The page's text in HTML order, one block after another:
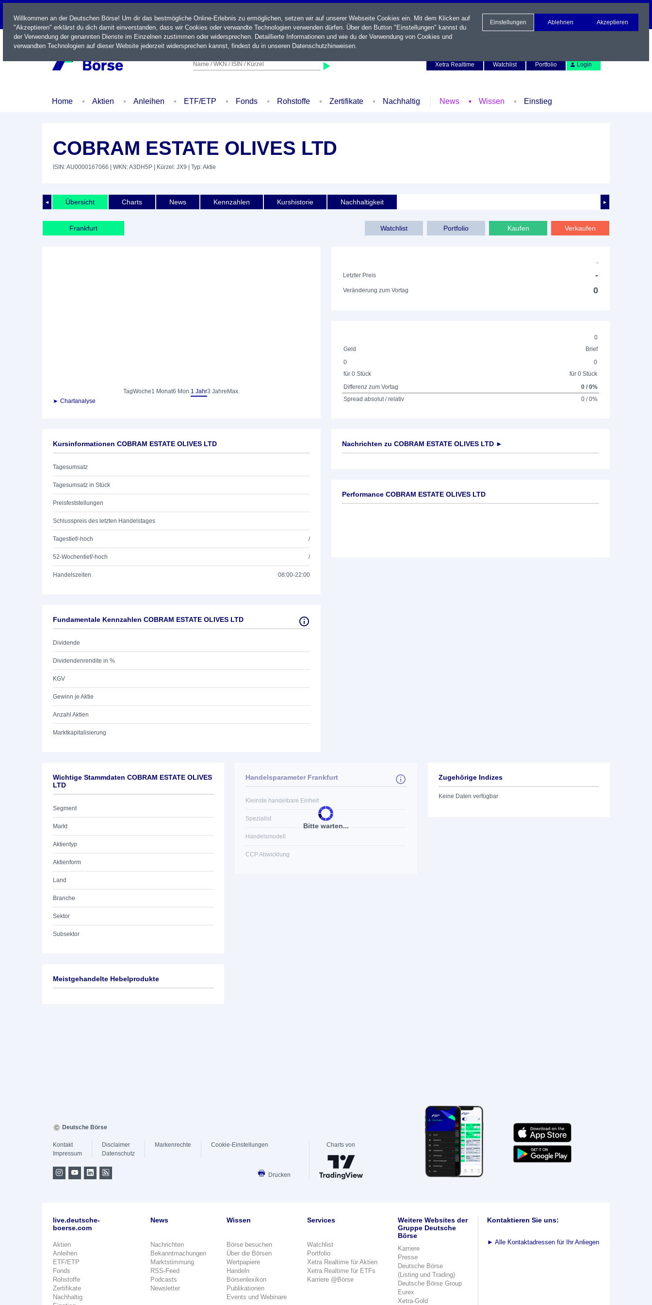
LIVE
Name / WKN / ISIN / Kürzel
Xetra Realtime
Watchlist Portfolio Login
Home Aktien Anleihen ETF/ETP Fonds Rohstoffe Zertifikate Nachhaltig News Wissen Einstieg
COBRAM ESTATE OLIVES LTD
ISIN: AU0000167066 | WKN: A3DH5P | Kürzel: JX9 | Typ: Aktie
◄ ►
Übersicht Charts News Kennzahlen Kurshistorie Nachhaltigkeit
Frankfurt Watchlist Portfolio Kaufen Verkaufen
TagWoche1 Monat6 Mon.1 Jahr3 Jahre Max.
► Chartanalyse
-
Letzter Preis
-
Veränderung zum Vortag 0
0
Geld
Brief
0
für 0 Stück
0
für 0 Stück
Differenz zum Vortag
0 / 0%
Spread absolut / relativ
0 / 0%
Kursinformationen COBRAM ESTATE OLIVES LTD
Tagesumsatz
Tagesumsatz in Stück
Preisfeststellungen
Schlusspreis des letzten Handelstages
Tagestief/-hoch /
52-Wochentief/-hoch /
Handelszeiten 08:00-22:00
Fundamentale Kennzahlen COBRAM ESTATE OLIVES LTD
Dividende
Dividendenrendite in %
KGV
Gewinn je Aktie
Anzahl Aktien
Marktkapitalisierung
Nachrichten zu COBRAM ESTATE OLIVES LTD ►
Performance COBRAM ESTATE OLIVES LTD
Wichtige Stammdaten COBRAM ESTATE OLIVES
LTD
Segment
Markt
Aktientyp
Aktienform
Land
Branche
Sektor
Subsektor
Bitte warten...
Handelsparameter Frankfurt
Kleinste handelbare Einheit
Spezialist
Handelsmodell
CCP Abwicklung
Zugehörige Indizes
Keine Daten verfügbar
Meistgehandelte Hebelprodukte
Willkommen an der Deutschen Börse! Um dir das bestmögliche Online-Erlebnis zu ermöglichen, setzen wir auf unserer Webseite Cookies ein. Mit dem Klicken auf
"Akzeptieren" erklärst du dich damit einverstanden, dass wir Cookies oder verwandte Technologien verwenden dürfen. Über den Button "Einstellungen" kannst du
der Verwendung der genannten Dienste im Einzelnen zustimmen oder widersprechen. Detaillierte Informationen und wie du der Verwendung von Cookies und
verwandten Technologien auf dieser Website jederzeit widersprechen kannst, findest du in unseren Datenschutzhinweisen.
Einstellungen Ablehnen Akzeptieren
Deutsche Börse
Kontakt
Impressum
Disclaimer
Datenschutz
Markenrechte Cookie-Einstellungen
Drucken
Charts von
live.deutsche-
boerse.com
Aktien
Anleihen
ETF/ETP
Fonds
Rohstoffe
Zertifikate
Nachhaltig
News
Nachrichten
Bekanntmachungen
Marktstimmung
RSS-Feed
Podcasts
Newsletter
Wissen
Börse besuchen
Über die Börsen
Wertpapiere
Handeln
Börsenlexikon
Publikationen
Events und Webinare
Services
Watchlist
Portfolio
Xetra Realtime für Aktien
Xetra Realtime für ETFs
Karriere @Börse
Weitere Websites der
Gruppe Deutsche
Börse
Karriere
Presse
Deutsche Börse
(Listing und Trading)
Deutsche Börse Group
Eurex
Xetra-Gold
Kontaktieren Sie uns:
► Alle Kontaktadressen für Ihr Anliegen